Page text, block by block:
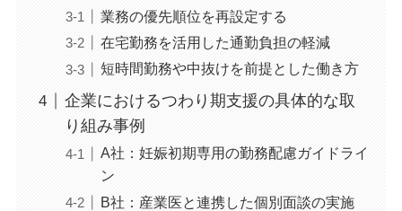
業務の優先順位を再設定する
在宅勤務を活用した通勤負担の軽減
短時間勤務や中抜けを前提とした働き方
企業におけるつわり期支援の具体的な取
り組み事例
A社：妊娠初期専用の勤務配慮ガイドライ
ン
B社：産業医と連携した個別面談の実施